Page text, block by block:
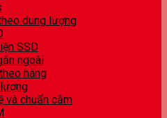
dung lượng
SSD
ngoài
hãng
và chuẩn cắm